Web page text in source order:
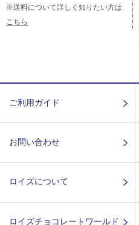
※送料について詳しく知りたい方は
こちら
ご利用ガイド
お問い合わせ
ロイズについて
ロイズチョコレートワールド